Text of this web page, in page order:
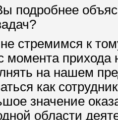
подробнее
стремимся к
момента
на нашем
как
значение
области